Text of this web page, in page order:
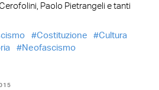
Paolo Pietrangeli e tanti
Costituzione
Cultura
Neofascismo